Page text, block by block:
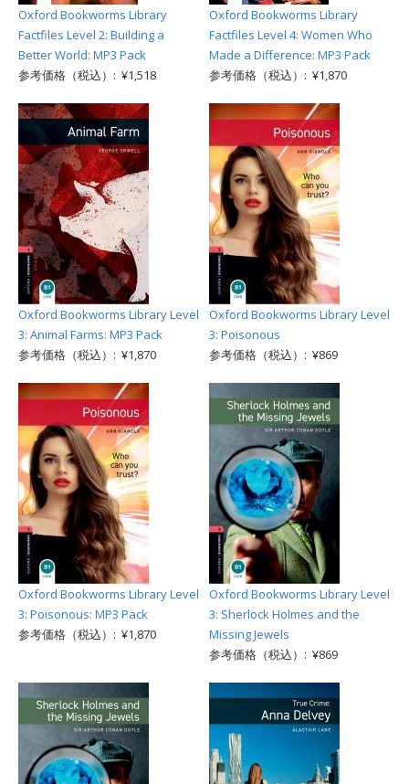
Oxford Bookworms Library
Factfiles Level 2: Building a
Better World: MP3 Pack
参考価格（税込）: ¥1,518
Oxford Bookworms Library
Factfiles Level 4: Women Who
Made a Difference: MP3 Pack
参考価格（税込）: ¥1,870
Oxford Bookworms Library Level
3: Animal Farms: MP3 Pack
参考価格（税込）: ¥1,870
Oxford Bookworms Library Level
3: Poisonous
参考価格（税込）: ¥869
Oxford Bookworms Library Level
3: Poisonous: MP3 Pack
参考価格（税込）: ¥1,870
Oxford Bookworms Library Level
3: Sherlock Holmes and the
Missing Jewels
参考価格（税込）: ¥869